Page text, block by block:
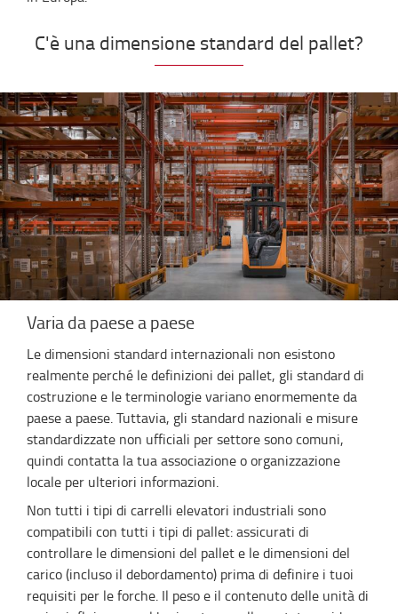
C'è una dimensione standard del pallet?
Varia da paese a paese
Le dimensioni standard internazionali non esistono
realmente perché le definizioni dei pallet, gli standard di
costruzione e le terminologie variano enormemente da
paese a paese. Tuttavia, gli standard nazionali e misure
standardizzate non ufficiali per settore sono comuni,
quindi contatta la tua associazione o organizzazione
locale per ulteriori informazioni.
Non tutti i tipi di carrelli elevatori industriali sono
compatibili con tutti i tipi di pallet: assicurati di
controllare le dimensioni del pallet e le dimensioni del
carico (incluso il debordamento) prima di definire i tuoi
requisiti per le forche. Il peso e il contenuto delle unità di